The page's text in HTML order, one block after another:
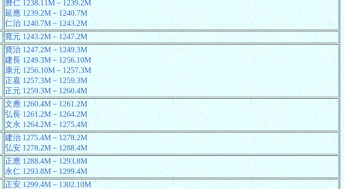
曆仁 1238.11M－1239.2M
延應 1239.2M－1240.7M
仁治 1240.7M－1243.2M
寬元 1243.2M－1247.2M
寶治 1247.2M－1249.3M
建長 1249.3M－1256.10M
康元 1256.10M－1257.3M
正嘉 1257.3M－1259.3M
正元 1259.3M－1260.4M
文應 1260.4M－1261.2M
弘長 1261.2M－1264.2M
文永 1264.2M－1275.4M
建治 1275.4M－1278.2M
弘安 1278.2M－1288.4M
正應 1288.4M－1293.8M
永仁 1293.8M－1299.4M
正安 1299.4M－1302.10M